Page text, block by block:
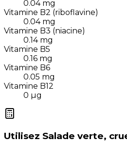
0.04 mg
Vitamine B2 (riboflavine)
0.04 mg
Vitamine B3 (niacine)
0.14 mg
Vitamine B5
0.16 mg
Vitamine B6
0.05 mg
Vitamine B12
0 µg
Utilisez Salade verte,